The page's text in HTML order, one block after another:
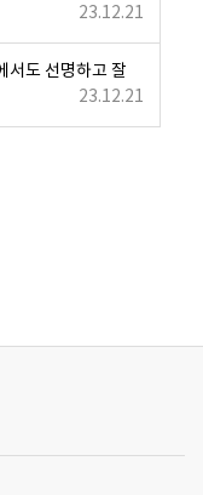
23.12.21
도 선명하고 잘
23.12.21